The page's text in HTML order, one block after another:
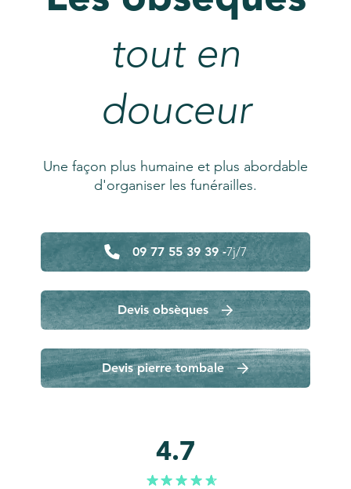
tout en
douceur
Une façon plus humaine et plus abordable
d'organiser les funérailles.
09 77 55 39 39 -7j/7
Devis obsèques
Devis pierre tombale
4.7